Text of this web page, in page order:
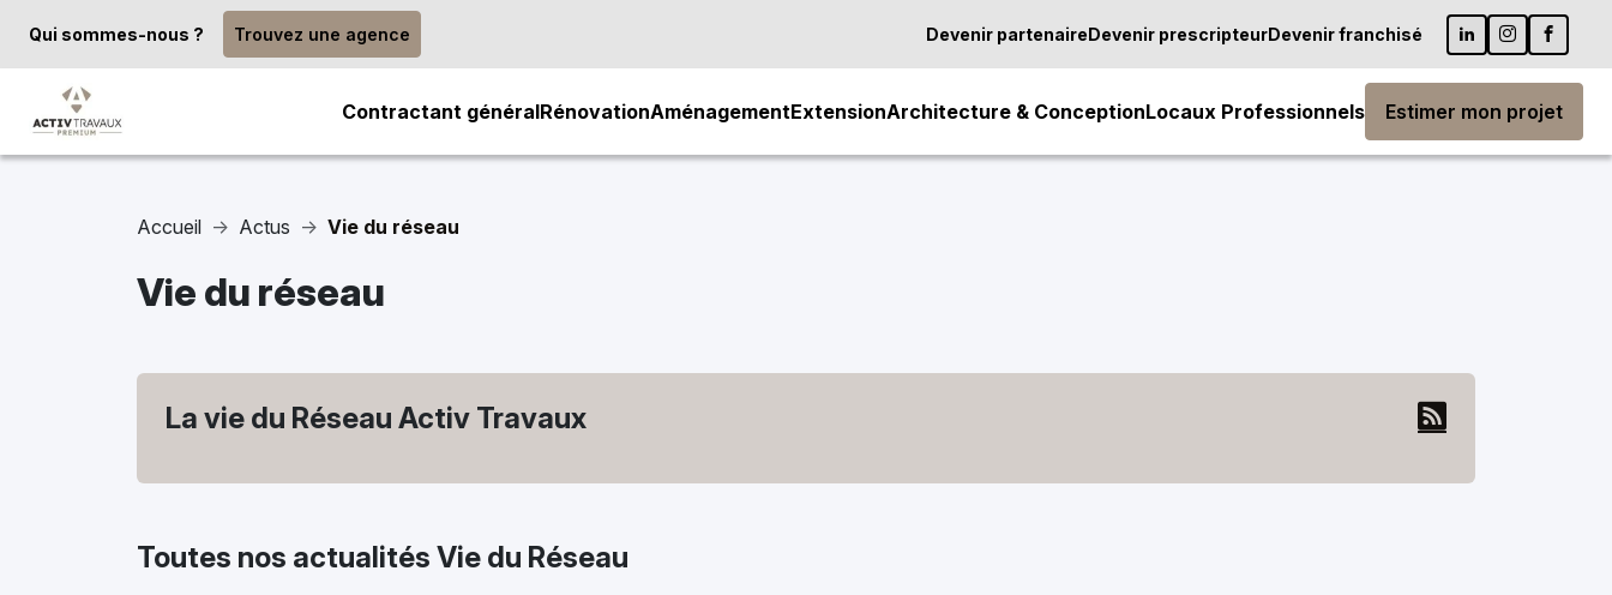
Qui sommes-nous ? Trouvez une agence Devenir partenaireDevenir prescripteurDevenir franchisé
Contractant généralRénovationAménagementExtensionArchitecture & ConceptionLocaux Professionnels Estimer mon projet
Accueil Actus Vie du réseau
Vie du réseau
La vie du Réseau Activ Travaux
Toutes nos actualités Vie du Réseau